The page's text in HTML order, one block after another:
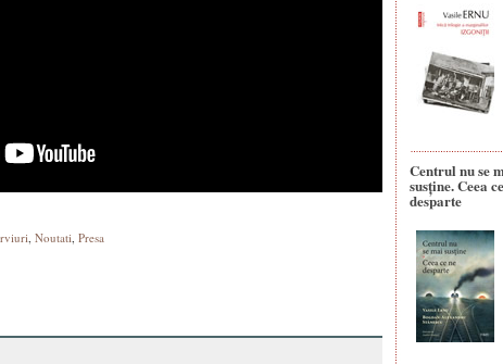
, Noutati, Presa
Centrul nu se
susține. Ceea
desparte